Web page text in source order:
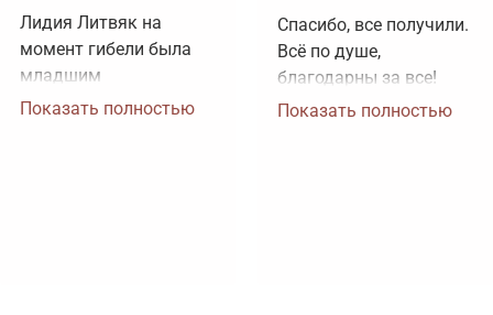
Лидия Литвяк на
момент гибели была
младшим
лейтенантом.
Показать полностью
Спасибо, все получили.
Всё по душе,
благодарны за все!
Показать полностью